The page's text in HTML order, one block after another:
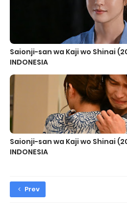
Saionji-san wa Kaji wo Shinai
INDONESIA
Saionji-san wa Kaji wo Shinai
INDONESIA
Prev